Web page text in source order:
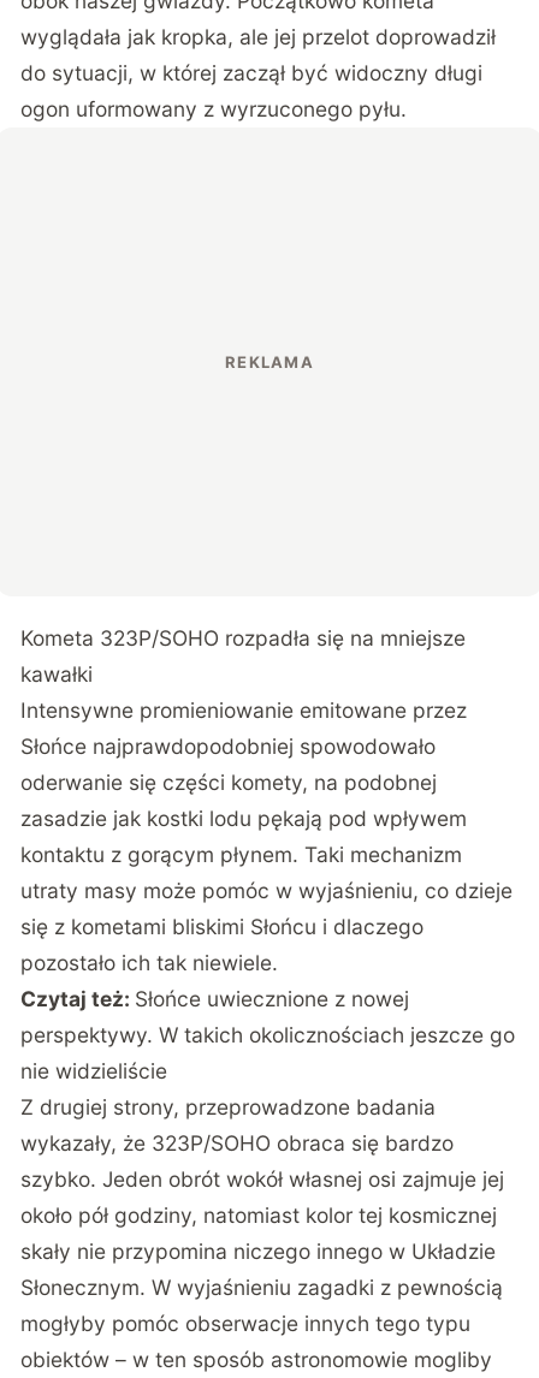
wyglądała jak kropka, ale jej przelot doprowadził
do sytuacji, w której zaczął być widoczny długi
ogon uformowany z wyrzuconego pyłu.
Kometa 323P/SOHO rozpadła się na mniejsze
kawałki
Intensywne promieniowanie emitowane przez
Słońce najprawdopodobniej spowodowało
oderwanie się części komety, na podobnej
zasadzie jak kostki lodu pękają pod wpływem
kontaktu z gorącym płynem. Taki mechanizm
utraty masy może pomóc w wyjaśnieniu, co dzieje
się z kometami bliskimi Słońcu i dlaczego
pozostało ich tak niewiele.
Czytaj też: Słońce uwiecznione z nowej
perspektywy. W takich okolicznościach jeszcze go
nie widzieliście
Z drugiej strony, przeprowadzone badania
wykazały, że 323P/SOHO obraca się bardzo
szybko. Jeden obrót wokół własnej osi zajmuje jej
około pół godziny, natomiast kolor tej kosmicznej
skały nie przypomina niczego innego w Układzie
Słonecznym. W wyjaśnieniu zagadki z pewnością
mogłyby pomóc obserwacje innych tego typu
obiektów – w ten sposób astronomowie mogliby